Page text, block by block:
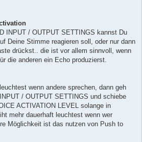
INPUT / OUTPUT SETTINGS kannst Du
Deine Stimme reagieren soll, oder nur dann
drückst.. die ist vor allem sinnvoll, wenn
die anderen ein Echo produzierst.
wenn andere sprechen, dann geh
/ OUTPUT SETTINGS und schiebe
ACTIVATION LEVEL solange in
mehr dauerhaft leuchtest wenn wer
Möglichkeit ist das nutzen von Push to